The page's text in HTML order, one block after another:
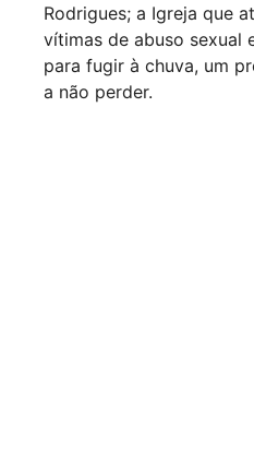
Rodrigues; a Igreja que
vítimas de abuso sexual
para fugir à chuva, um
a não perder.